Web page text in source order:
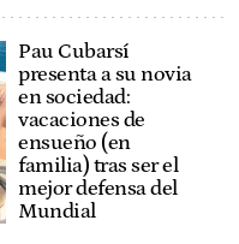
Pau Cubarsí
presenta a su novia
en sociedad:
vacaciones de
ensueño (en
familia) tras ser el
mejor defensa del
Mundial